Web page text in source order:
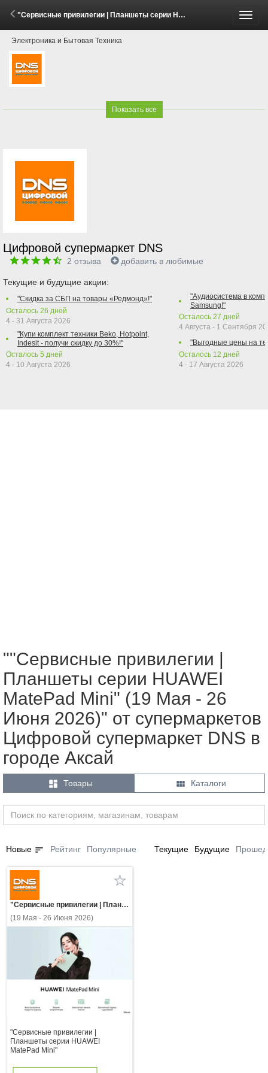
"Сервисные привилегии | Планшеты серии HUAWEI MatePad Mini" (19 Мая - 26 Июня 2026)
Электроника и Бытовая Техника
Показать все
Цифровой супермаркет DNS
2 отзыва добавить в любимые
Текущие и будущие акции:
"Скидка за СБП на товары «Редмонд»!"
Осталось 26 дней
4 - 31 Августа 2026
"Купи комплект техники Beko, Hotpoint,
Indesit - получи скидку до 30%!"
Осталось 5 дней
4 - 10 Августа 2026
"Аудиосистема в
Samsung!"
Осталось 27 дней
4 Августа - 1 Сентября
"Выгодные цены на
Осталось 12 дней
4 - 17 Августа 2026
""Сервисные привилегии |
Планшеты серии HUAWEI
MatePad Mini" (19 Мая - 26
Июня 2026)" от супермаркетов
Цифровой супермаркет DNS в
городе Аксай
 Товары  Каталоги
Новые sort Рейтинг Популярные Текущие Будущие
"Сервисные привилегии | Планшеты серии HUAWEI MatePad Mini"
(19 Мая - 26 Июня 2026)
"Сервисные привилегии |
Планшеты серии HUAWEI
MatePad Mini"